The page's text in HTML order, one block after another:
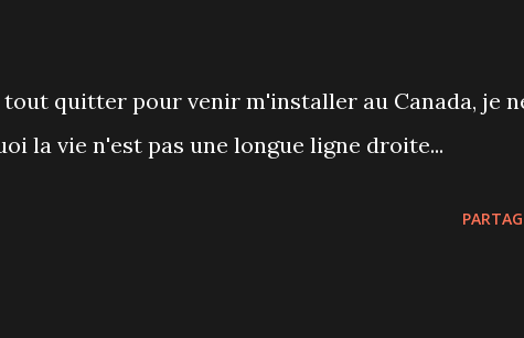
quitter pour venir m'installer au Canada, je
la vie n'est pas une longue ligne droite...